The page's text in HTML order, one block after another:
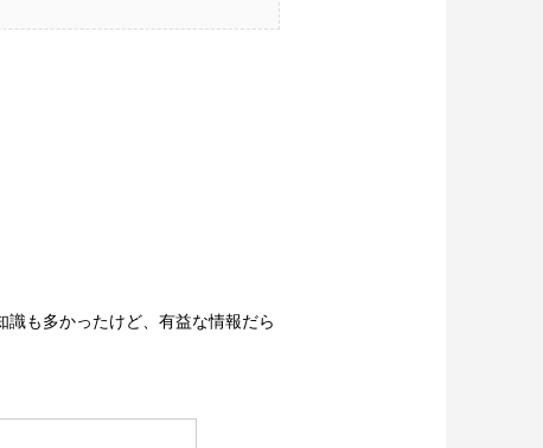
も多かったけど、有益な情報だら